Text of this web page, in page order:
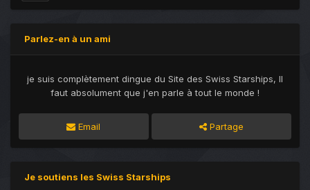
Parlez-en à un ami
je suis complètement dingue du Site des Swiss Starships, Il
faut absolument que j'en parle à tout le monde !
Email Partage
Je soutiens les Swiss Starships